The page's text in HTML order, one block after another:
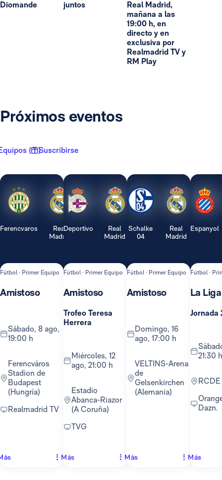
Diomande
juntos
Real Madrid,
mañana a las
19:00 h, en
directo y en
exclusiva por
Realmadrid TV y
RM Play
Próximos eventos
( 1 )Suscribirse
Ferencvaros
Real
Madrid
Fútbol · Primer Equipo
Amistoso
sábado, 8 ago,
19:00 h
Ferencváros
Stadion de
Budapest
(Hungría)
Realmadrid TV
Deportivo
Real
Madrid
Fútbol · Primer Equipo
Amistoso
Trofeo Teresa
Herrera
miércoles, 12
ago, 21:00 h
Estadio
Abanca-Riazor
(A Coruña)
TVG
Más
Schalke
04
Real
Madrid
Fútbol · Primer Equipo
Amistoso
domingo, 16
ago, 17:00 h
VELTINS-Arena
de
Gelsenkirchen
(Alemania)
Más
Espanyol
Fútbol ·
La Liga
Jornada
sábado, 22 ago,
21:30 h
Orange TV y
Dazn.
Más